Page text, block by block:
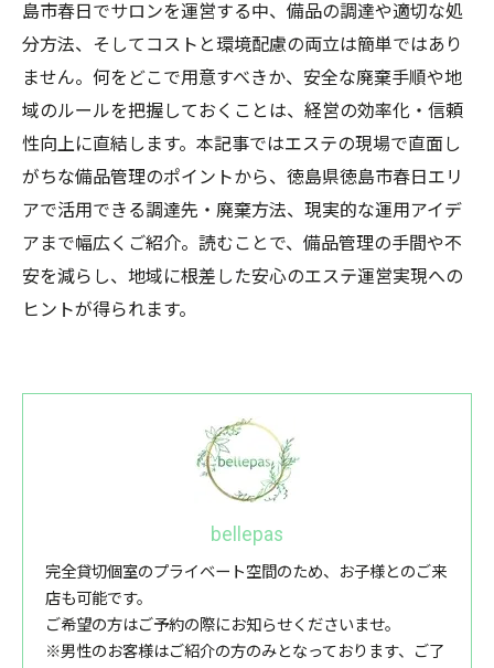
島市春日でサロンを運営する中、備品の調達や適切な処
分方法、そしてコストと環境配慮の両立は簡単ではあり
ません。何をどこで用意すべきか、安全な廃棄手順や地
域のルールを把握しておくことは、経営の効率化・信頼
性向上に直結します。本記事ではエステの現場で直面し
がちな備品管理のポイントから、徳島県徳島市春日エリ
アで活用できる調達先・廃棄方法、現実的な運用アイデ
アまで幅広くご紹介。読むことで、備品管理の手間や不
安を減らし、地域に根差した安心のエステ運営実現への
ヒントが得られます。
bellepas
完全貸切個室のプライベート空間のため、お子様とのご来
店も可能です。
ご希望の方はご予約の際にお知らせくださいませ。
※男性のお客様はご紹介の方のみとなっております、ご了